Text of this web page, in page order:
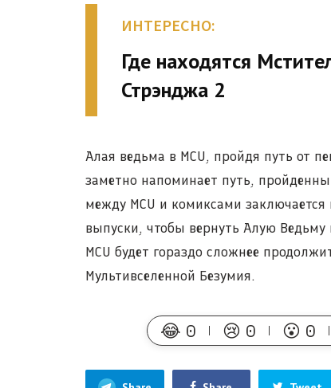
ИНТЕРЕСНО:
Где находятся
Стрэнджа 2
Алая ведьма в MCU, пройдя путь от
заметно напоминает путь,
между MCU и комиксами
выпуски, чтобы вернуть Алую
MCU будет гораздо сложнее
Мультивселенной Безумия.
😂 0 😢 0 😮 0